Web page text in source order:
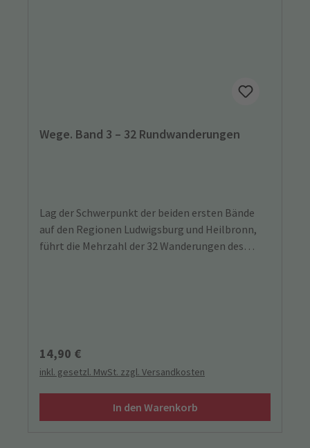
Wege. Band 3 – 32 Rundwanderungen
Lag der Schwerpunkt der beiden ersten Bände
auf den Regionen Ludwigsburg und Heilbronn,
führt die Mehrzahl der 32 Wanderungen des
Schlössern, Museen, alten Städtchen und
Dörfern.
Regulärer Preis:
14,90 €
inkl. gesetzl. MwSt. zzgl. Versandkosten
In den Warenkorb